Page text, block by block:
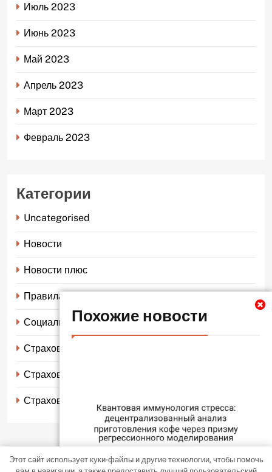
Похожие новости
Июль 2023
Июнь 2023
Май 2023
Апрель 2023
Март 2023
Февраль 2023
Категории
Uncategorised
Новости
Новости плюс
Правила страхования
Социальное страхование
Страхование автомобиля
Страхование жизни
Страхование имущества
LocalNews - современная тема WordPress. Все права защищены
Этот сайт использует куки-файлы и другие технологии, чтобы помочь